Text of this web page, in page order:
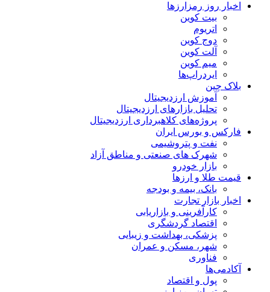
اخبار روز رمزارزها
بیت کوین
اتریوم
دوج کوین
آلت کوین
میم کوین‌
ایردراپ‌ها
بلاک چین
آموزش ارزدیجیتال
تحلیل بازارهای ارزدیجیتال
پروژه‌های کلاهبرداری ارزدیجیتال
فارکس و بورس ایران
نفت و پتروشیمی
شهرک های صنعتی و مناطق آزاد
بازار خودرو
قیمت طلا و ارزها
بانک، بیمه و بودجه
اخبار بازار تجارت
کارآفرینی و بازاریابی
اقتصاد گردشگری
پزشکی، بهداشت و زیبایی
شهر، مسکن و عمران
فناوری
آکادمی‌ها
پول و اقتصاد